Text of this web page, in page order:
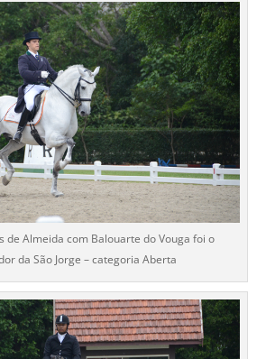
de Almeida com Balouarte do Vouga foi o
da São Jorge – categoria Aberta